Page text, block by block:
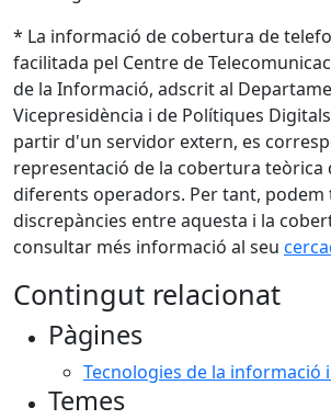
* La informació de cobertura de
facilitada pel Centre de
de la Informació, adscrit al
Vicepresidència i de Polítiques
partir d'un servidor extern, es
representació de la cobertura teòrica
diferents operadors. Per tant,
discrepàncies entre aquesta i la
consultar més informació al seu
Contingut relacionat
Pàgines
Tecnologies de la informació
Temes